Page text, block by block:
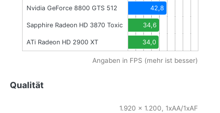
Nvidia GeForce 8800 GTS 512 42,8
Sapphire Radeon HD 3870 Toxic 34,6
ATi Radeon HD 2900 XT 34,0
Angaben in FPS (mehr ist besser)
Qualität
1.920 x 1.200, 1xAA/1xAF